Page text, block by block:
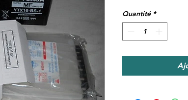
Quantité *